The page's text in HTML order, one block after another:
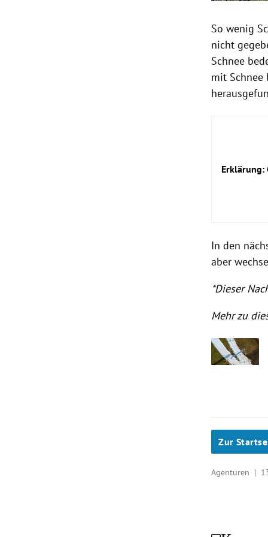
So wenig
nicht
Schnee
mit Schnee
Erklärung:
In den
aber
*Dieser
Mehr zu
Zur
Agenturen |